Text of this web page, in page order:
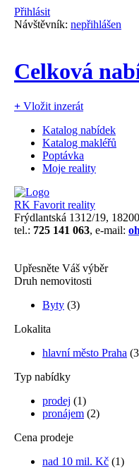
Přihlásit
Návštěvník: nepřihlášen
Celková
+ Vložit inzerát
Katalog nabídek
Katalog makléřů
Poptávka
Moje reality
RK Favorit reality
Frýdlantská 1312/19,
tel.: 725 141 063, e-mail:
Upřesněte Váš výběr
Druh nemovitosti
Byty (3)
Lokalita
hlavní město Praha
Typ nabídky
prodej (1)
pronájem (2)
Cena prodeje
nad 10 mil. Kč (1)